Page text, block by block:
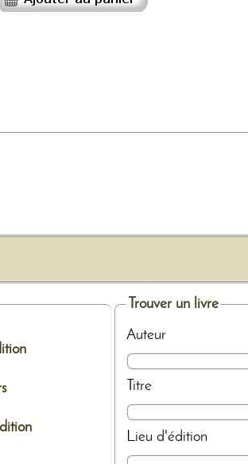
Trouver un livre
Auteur
Titre
Lieu d'édition